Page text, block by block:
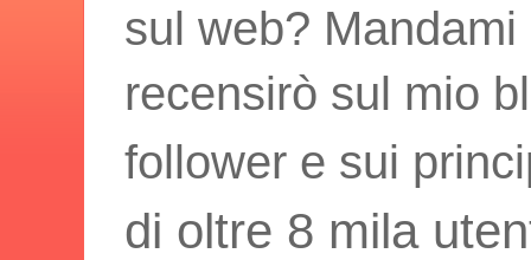
sul web?
recensirò sul mio
follower e sui
di oltre 8 mila